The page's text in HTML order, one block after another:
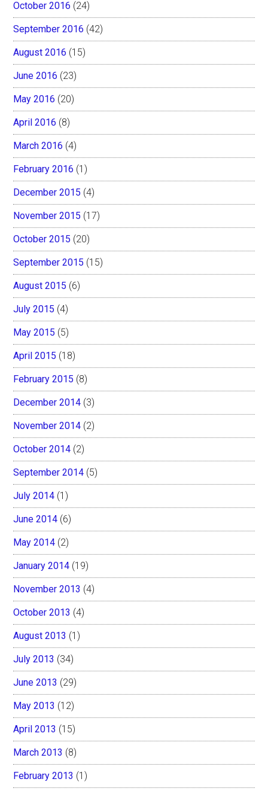
October 2016 (24)
September 2016 (42)
August 2016 (15)
June 2016 (23)
May 2016 (20)
April 2016 (8)
March 2016 (4)
February 2016 (1)
December 2015 (4)
November 2015 (17)
October 2015 (20)
September 2015 (15)
August 2015 (6)
July 2015 (4)
May 2015 (5)
April 2015 (18)
February 2015 (8)
December 2014 (3)
November 2014 (2)
October 2014 (2)
September 2014 (5)
July 2014 (1)
June 2014 (6)
May 2014 (2)
January 2014 (19)
November 2013 (4)
October 2013 (4)
August 2013 (1)
July 2013 (34)
June 2013 (29)
May 2013 (12)
April 2013 (15)
March 2013 (8)
February 2013 (1)